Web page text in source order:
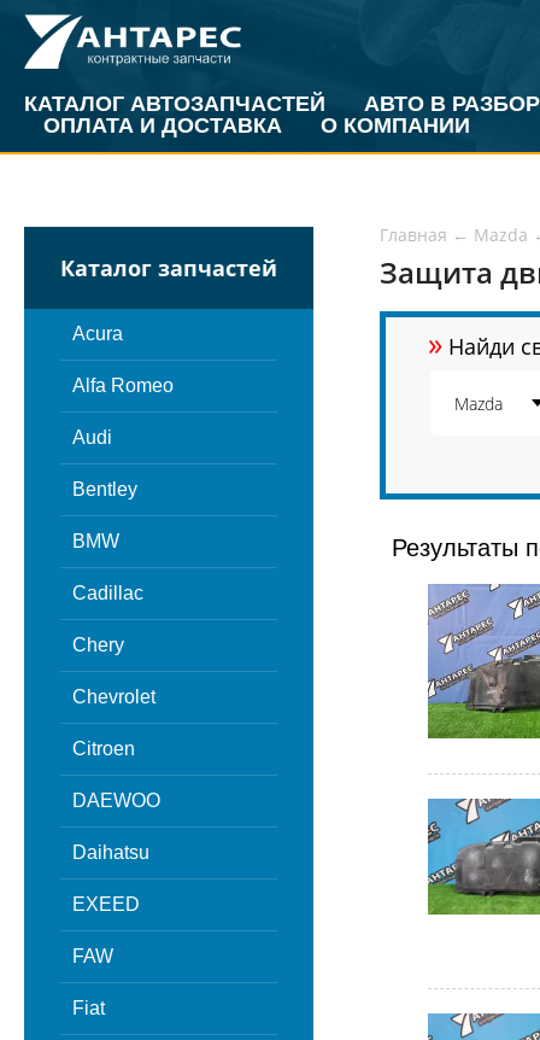
КАТАЛОГ АВТОЗАПЧАСТЕЙ
АВТО В РАЗБОР
ОПЛАТА И ДОСТАВКА
О КОМПАНИИ
Каталог запчастей
Acura
Alfa Romeo
Audi
Bentley
BMW
Cadillac
Chery
Chevrolet
Citroen
DAEWOO
Daihatsu
EXEED
FAW
Fiat
Главная ← Mazda
Защита
» Найди
Результаты